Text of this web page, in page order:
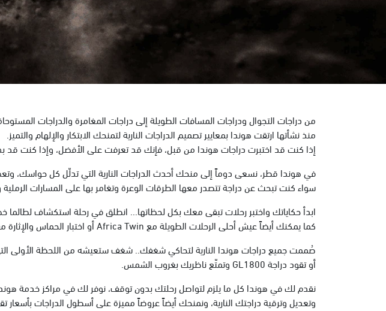
من دراجات التجوال ودراجات المسافات الطويلة إلى دراجات المغامرة والدراجات
منذ نشأتها ارتقت هوندا بمعايير تصميم الدراجات النارية لتمنحك الابتكار والإلهام والتميز.
إذا كنت قد اختبرت دراجات هوندا من قبل، فإنك قد تعرفت على الأفضل، وإذا كنت
في هوندا قطر، نسعى دوماً إلى منحك أحدث الدراجات النارية التي تدلّل كل حواسك،
سواء كنت تبحث عن دراجة تتصدر معها الطرقات الوعرة وتغامر بها على المسارات
كما يمكنك أيضاً عيش أحلى الرحلات الطويلة مع Africa Twin أو اختبار الحماس والإثارة مع CBR1000RR-R.
أو تقود دراجة GL1800 وتمتّع ناظريك بغروب الشمس.
نقدم لك في هوندا كل ما يلزم لتواصل رحلتك بدون توقف، نوفر لك في مراكز خدمة
وتعديل وترقية دراجتك النارية، ونمنحك أيضاً عروضاً مميزة على أسطول الدراجات